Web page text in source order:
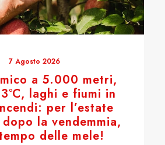
7 Agosto 2026
a 5.000 metri,
laghi e fiumi in
per l’estate
la vendemmia,
delle mele!